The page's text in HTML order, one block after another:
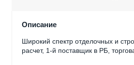
Описание
Широкий спектр отделочных и
расчет, 1-й поставщик в РБ,